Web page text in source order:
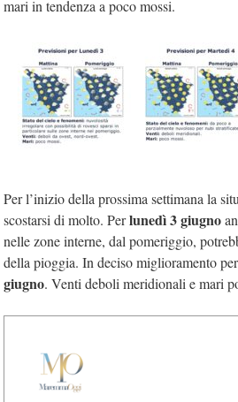
mari in tendenza a poco mossi.
Per l’inizio della prossima settimana la
scostarsi di molto. Perlunedì 3 giugno
nelle zone interne, dal pomeriggio,
della pioggia. In deciso miglioramento
giugno. Venti deboli meridionali e mari